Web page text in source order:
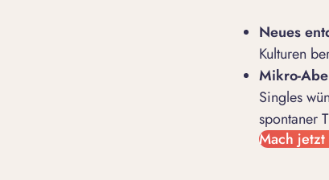
Neues
Kulturen
Mikro-
Singles
spontaner
Mach